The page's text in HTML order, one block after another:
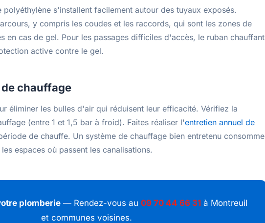
polyéthylène s'installent facilement autour des tuyaux exposés.
y compris les coudes et les raccords, qui sont les zones de
en cas de gel. Pour les passages difficiles d'accès, le ruban chauffant
active contre le gel.
chauffage
éliminer les bulles d'air qui réduisent leur efficacité. Vérifiez la
(entre 1 et 1,5 bar à froid). Faites réaliser l'entretien annuel de
de chauffe. Un système de chauffage bien entretenu consomme
espaces où passent les canalisations.
plomberie — Rendez-vous au 09 70 44 66 31 à Montreuil
et communes voisines.